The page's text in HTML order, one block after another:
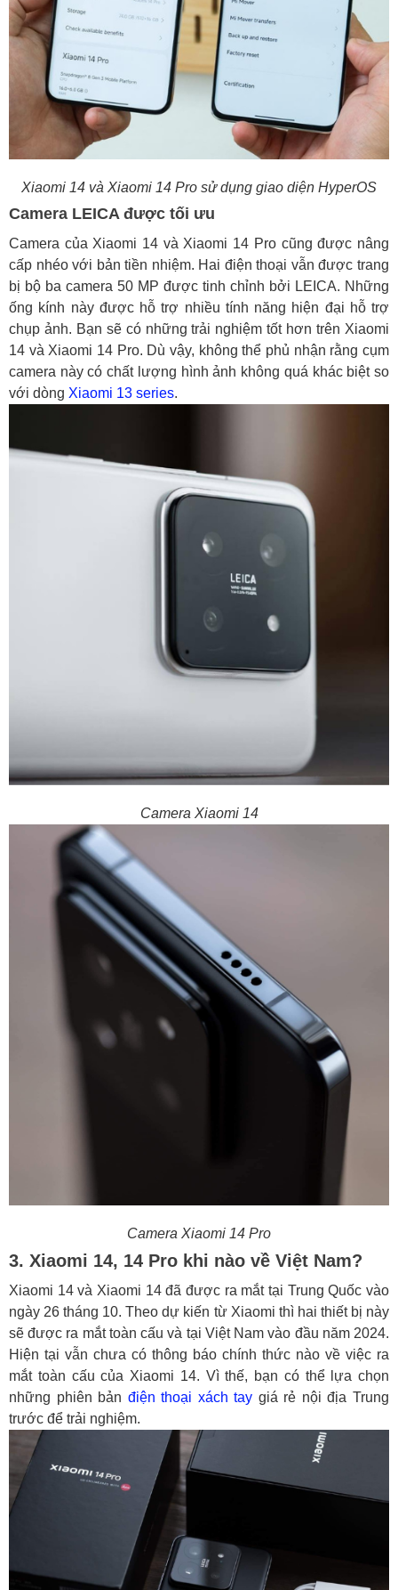
Xiaomi 14 và Xiaomi 14 Pro sử dụng giao diện HyperOS
Camera LEICA được tối ưu
Camera của Xiaomi 14 và Xiaomi 14 Pro cũng được nâng
cấp nhéo với bản tiền nhiệm. Hai điện thoại vẫn được trang
bị bộ ba camera 50 MP được tinh chỉnh bởi LEICA. Những
ống kính này được hỗ trợ nhiều tính năng hiện đại hỗ trợ
chụp ảnh. Bạn sẽ có những trải nghiệm tốt hơn trên Xiaomi
14 và Xiaomi 14 Pro. Dù vậy, không thể phủ nhận rằng cụm
camera này có chất lượng hình ảnh không quá khác biệt so
với dòng Xiaomi 13 series.
Camera Xiaomi 14
Camera Xiaomi 14 Pro
3. Xiaomi 14, 14 Pro khi nào về Việt Nam?
Xiaomi 14 và Xiaomi 14 đã được ra mắt tại Trung Quốc vào
ngày 26 tháng 10. Theo dự kiến từ Xiaomi thì hai thiết bị này
sẽ được ra mắt toàn cấu và tại Việt Nam vào đầu năm 2024.
Hiện tại vẫn chưa có thông báo chính thức nào về việc ra
mắt toàn cấu của Xiaomi 14. Vì thế, bạn có thể lựa chọn
những phiên bản điện thoại xách tay giá rẻ nội địa Trung
trước để trải nghiệm.